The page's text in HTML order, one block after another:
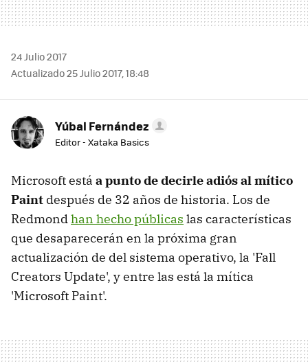
24 Julio 2017
Actualizado 25 Julio 2017, 18:48
Yúbal Fernández
Editor - Xataka Basics
Microsoft está a punto de decirle adiós al mítico
Paint después de 32 años de historia. Los de
Redmondhan hecho públicas las características
que desaparecerán en la próxima gran
actualización de del sistema operativo, la 'Fall
Creators Update', y entre las está la mítica
'Microsoft Paint'.